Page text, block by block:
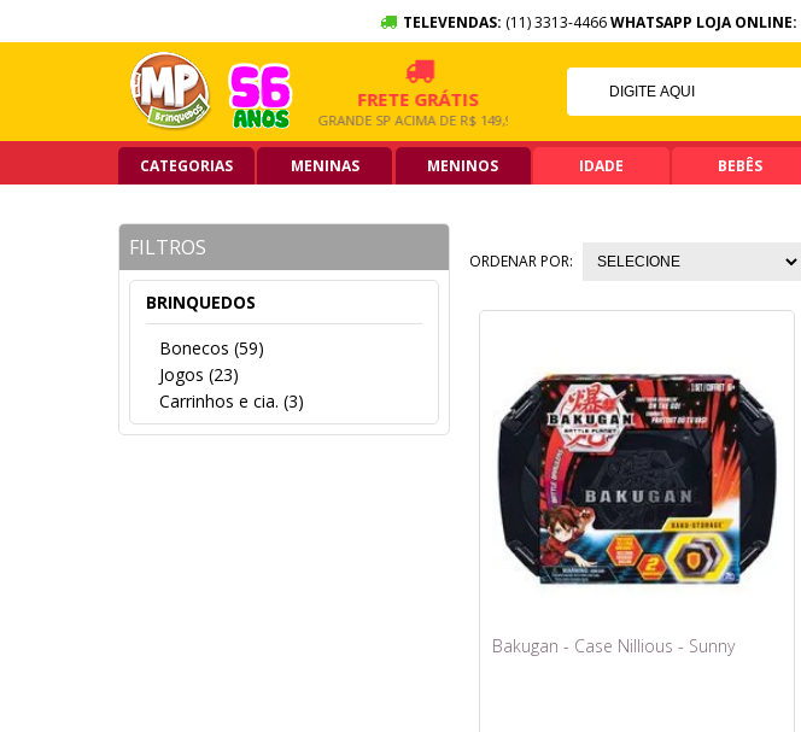
TELEVENDAS: (11) 3313-4466WHATSAPP LOJA ONLINE:
10X SEM JUROS
NO CARTÃO DE CRÉDITO
FRETE GRÁTIS
GRANDE SP ACIMA DE R$ 149,90
5% OFF NO PIX
PIX ACIMA DE R$ 99,90
CATEGORIAS MENINAS MENINOS IDADE BEBÊS
FILTROS
BRINQUEDOS
Bonecos (59)
Jogos (23)
Carrinhos e cia. (3)
ORDENAR POR:
Bakugan - Case Nillious - Sunny